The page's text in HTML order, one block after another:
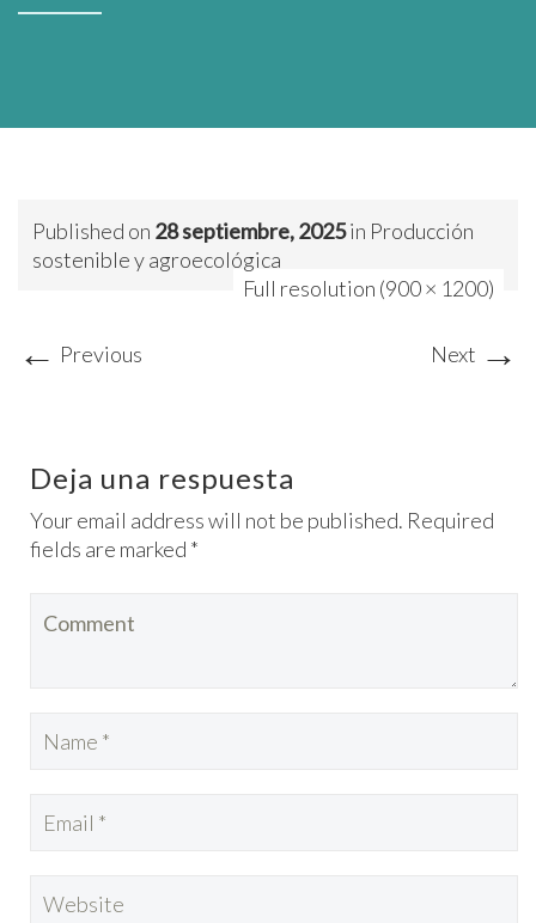
Published on 28 septiembre, 2025in Producción
sostenible y agroecológica
Full resolution (900 × 1200)
← Previous Next →
Deja una respuesta
Your email address will not be published. Required
fields are marked *